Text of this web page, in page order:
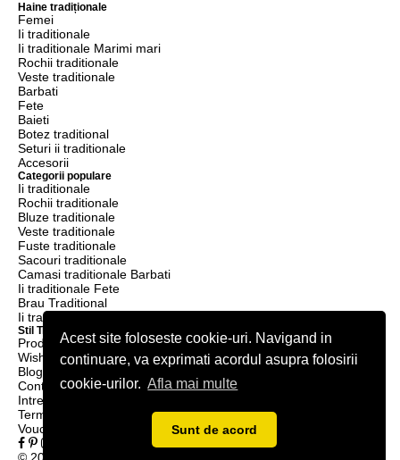
Acest site foloseste cookie-uri. Navigand in
continuare, va exprimati acordul asupra folosirii
cookie-urilor. Afla mai multe
Sunt de acord
Haine tradiționale
Femei
Ii traditionale
Ii traditionale Marimi mari
Rochii traditionale
Veste traditionale
Barbati
Fete
Baieti
Botez traditional
Seturi ii traditionale
Accesorii
Categorii populare
Ii traditionale
Rochii traditionale
Bluze traditionale
Veste traditionale
Fuste traditionale
Sacouri traditionale
Camasi traditionale Barbati
Ii traditionale Fete
Brau Traditional
Ii traditionale Baieti
Stil Traditional
Produse
Wishlist
Blog
Contact
Intrebari frecvente
Termeni & condiții
Voucher Reducere